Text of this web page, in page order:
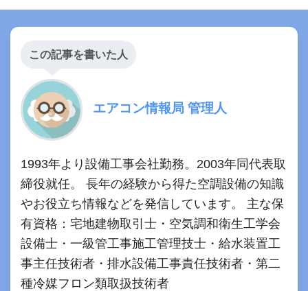
この記事を書いた人
エアコン情報局 管理人
1993年より設備工事会社勤務。2003年同代表取
締役就任。 長年の経験から得た空調設備の知識
やお役立ち情報などを発信しています。 主な保
有資格：宅地建物取引士・空気調和衛生工学会
設備士・一級管工事施工管理技士・給水装置工
事主任技術者・排水設備工事責任技術者・第二
種冷媒フロン類取扱技術者